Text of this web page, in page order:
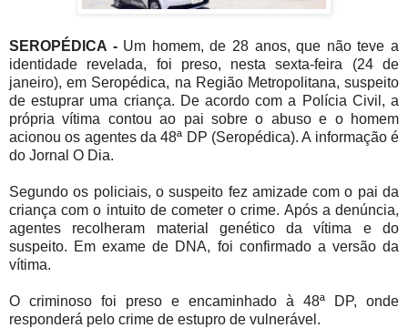
SEROPÉDICA -Um homem, de 28 anos, que não teve a
identidade revelada, foi preso, nesta sexta-feira (24 de
janeiro), em Seropédica, na Região Metropolitana, suspeito
de estuprar uma criança. De acordo com a Polícia Civil, a
própria vítima contou ao pai sobre o abuso e o homem
acionou os agentes da 48ª DP (Seropédica). A informação é
do Jornal O Dia.
Segundo os policiais, o suspeito fez amizade com o pai da
criança com o intuito de cometer o crime. Após a denúncia,
agentes recolheram material genético da vítima e do
suspeito. Em exame de DNA, foi confirmado a versão da
vítima.
O criminoso foi preso e encaminhado à 48ª DP, onde
responderá pelo crime de estupro de vulnerável.